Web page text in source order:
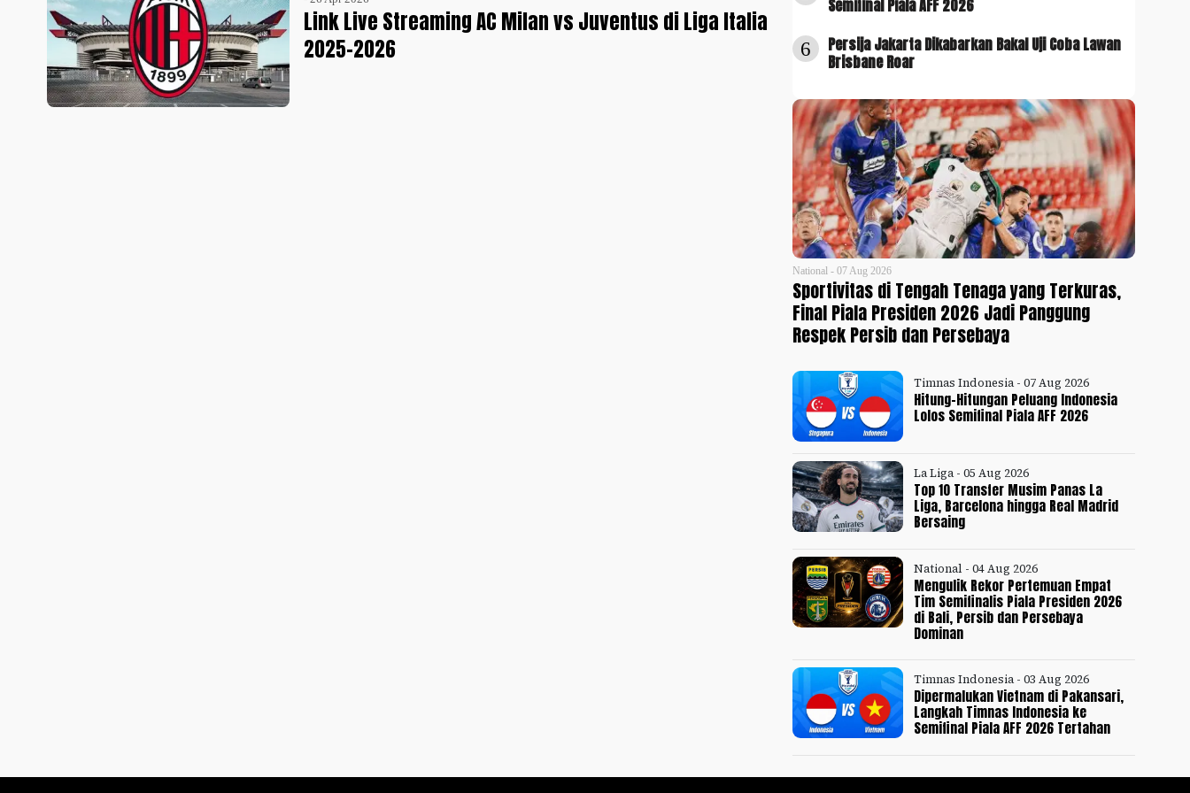
Link Live Streaming AC Milan vs Juventus di Liga Italia
2025-2026
Semifinal Piala AFF 2026
6
Persija Jakarta Dikabarkan Bakal Uji Coba Lawan
Brisbane Roar
National - 07 Aug 2026
Sportivitas di Tengah Tenaga yang Terkuras,
Final Piala Presiden 2026 Jadi Panggung
Respek Persib dan Persebaya
Timnas Indonesia - 07 Aug 2026
Hitung-Hitungan Peluang Indonesia
Lolos Semifinal Piala AFF 2026
La Liga - 05 Aug 2026
Top 10 Transfer Musim Panas La
Liga, Barcelona hingga Real Madrid
Bersaing
National - 04 Aug 2026
Mengulik Rekor Pertemuan Empat
Tim Semifinalis Piala Presiden 2026
di Bali, Persib dan Persebaya
Dominan
Timnas Indonesia - 03 Aug 2026
Dipermalukan Vietnam di Pakansari,
Langkah Timnas Indonesia ke
Semifinal Piala AFF 2026 Tertahan